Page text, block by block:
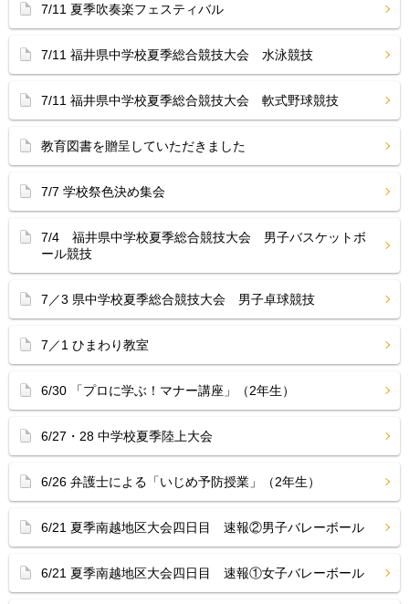
7/11 夏季吹奏楽フェスティバル
7/11 福井県中学校夏季総合競技大会 水泳競技
7/11 福井県中学校夏季総合競技大会 軟式野球競技
教育図書を贈呈していただきました
7/7 学校祭色決め集会
7/4 福井県中学校夏季総合競技大会 男子バスケットボ
ール競技
7／3 県中学校夏季総合競技大会 男子卓球競技
7／1 ひまわり教室
6/30 「プロに学ぶ！マナー講座」（2年生）
6/27・28 中学校夏季陸上大会
6/26 弁護士による「いじめ予防授業」（2年生）
6/21 夏季南越地区大会四日目 速報②男子バレーボール
6/21 夏季南越地区大会四日目 速報①女子バレーボール